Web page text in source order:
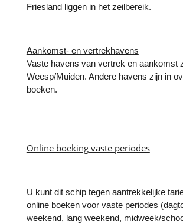
Friesland liggen in het zeilbereik.
Aankomst- en vertrekhavens
Vaste havens van vertrek en aankomst
Weesp/Muiden. Andere havens zijn in
boeken.
Online boeking vaste periodes
U kunt dit schip tegen aantrekkelijke
online boeken voor vaste periodes
weekend, lang weekend, midweek/